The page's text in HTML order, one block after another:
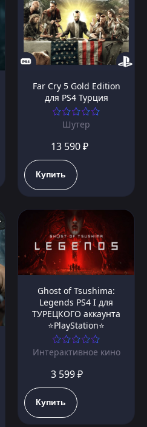
Far Cry 5 Gold Edition
для PS4 Турция
Шутер
13 590 ₽
Купить
Ghost of Tsushima:
Legends PS4 I для
ТУРЕЦКОГО аккаунта
⭐PlayStation⭐
Интерактивное кино
3 599 ₽
Купить